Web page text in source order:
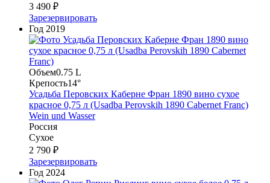
3 490 ₽
Зарезервировать
Год 2019
Объем0.75 L
Крепость14°
Усадьба Перовских Каберне Фран 1890 вино сухое
красное 0,75 л (Usadba Perovskih 1890 Cabernet Franc)
Wein und Wasser
Россия
Сухое
2 790 ₽
Зарезервировать
Год 2024